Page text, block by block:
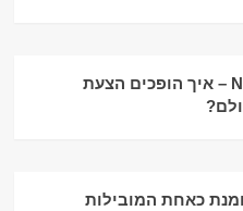
ראיון מיוחד עם Nino Moments – איך הופכים הצעת
כאחת המובילות